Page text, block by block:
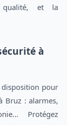
qualité, et la
à
pour
Bruz : alarmes,
Protégez